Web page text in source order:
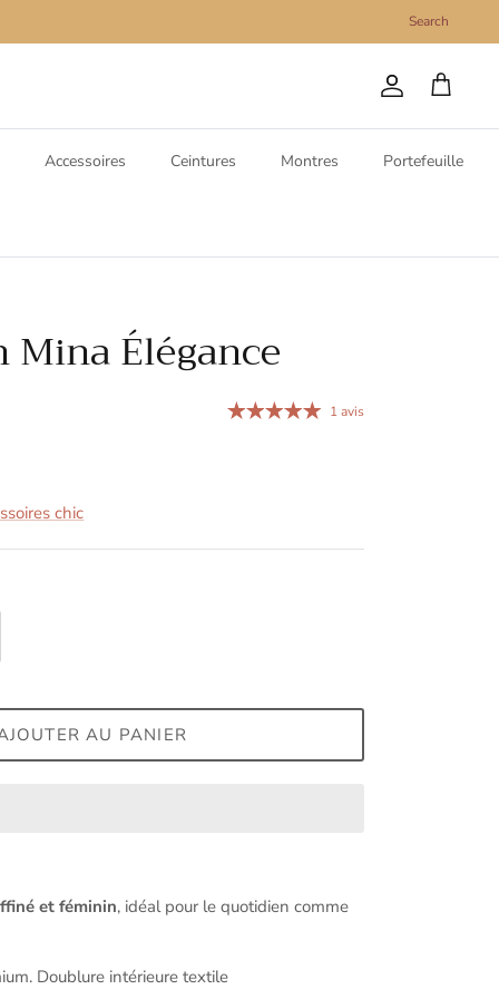
Search
Compte
Panier
Accessoires Ceintures Montres Portefeuille
Mina Élégance
1 avis
chic
AU PANIER
et féminin, idéal pour le quotidien comme
Doublure intérieure textile